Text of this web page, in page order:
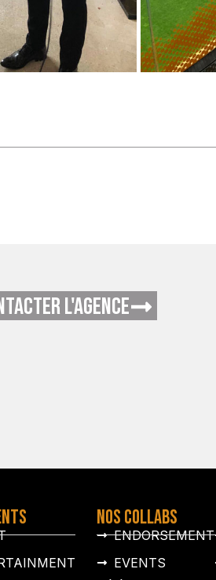
L'AGENCE
NOS COLLABS
ENDORSEMENT
EVENTS